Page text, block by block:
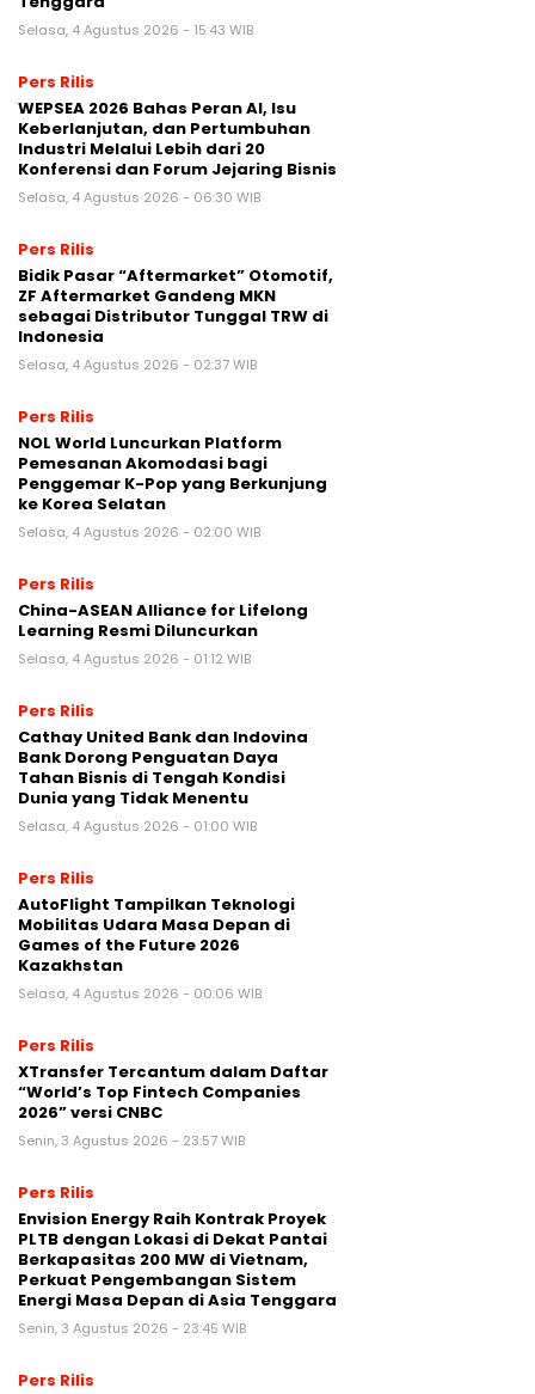
Selasa, 4 Agustus 2026 - 15:43 WIB
Pers Rilis
WEPSEA 2026 Bahas Peran AI, Isu
Keberlanjutan, dan Pertumbuhan
Industri Melalui Lebih dari 20
Konferensi dan Forum Jejaring Bisnis
Selasa, 4 Agustus 2026 - 06:30 WIB
Pers Rilis
Bidik Pasar “Aftermarket” Otomotif,
ZF Aftermarket Gandeng MKN
sebagai Distributor Tunggal TRW di
Indonesia
Selasa, 4 Agustus 2026 - 02:37 WIB
Pers Rilis
NOL World Luncurkan Platform
Pemesanan Akomodasi bagi
Penggemar K-Pop yang Berkunjung
ke Korea Selatan
Selasa, 4 Agustus 2026 - 02:00 WIB
Pers Rilis
China-ASEAN Alliance for Lifelong
Learning Resmi Diluncurkan
Selasa, 4 Agustus 2026 - 01:12 WIB
Pers Rilis
Cathay United Bank dan Indovina
Bank Dorong Penguatan Daya
Tahan Bisnis di Tengah Kondisi
Dunia yang Tidak Menentu
Selasa, 4 Agustus 2026 - 01:00 WIB
Pers Rilis
AutoFlight Tampilkan Teknologi
Mobilitas Udara Masa Depan di
Games of the Future 2026
Kazakhstan
Selasa, 4 Agustus 2026 - 00:06 WIB
Pers Rilis
XTransfer Tercantum dalam Daftar
“World’s Top Fintech Companies
2026” versi CNBC
Senin, 3 Agustus 2026 - 23:57 WIB
Pers Rilis
Envision Energy Raih Kontrak Proyek
PLTB dengan Lokasi di Dekat Pantai
Berkapasitas 200 MW di Vietnam,
Perkuat Pengembangan Sistem
Energi Masa Depan di Asia Tenggara
Senin, 3 Agustus 2026 - 23:45 WIB
Pers Rilis